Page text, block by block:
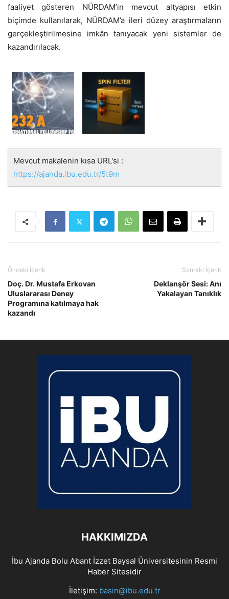
faaliyet gösteren NÜRDAM’ın mevcut altyapısı etkin
biçimde kullanılarak, NÜRDAM’a ileri düzey araştırmaların
gerçekleştirilmesine imkân tanıyacak yeni sistemler de
kazandırılacak.
Mevcut makalenin kısa URL'si :
https://ajanda.ibu.edu.tr/5t9m
Önceki İçerik
Doç. Dr. Mustafa Erkovan
Uluslararası Deney
Programına katılmaya hak
kazandı
Sonraki İçerik
Deklanşör Sesi: Anı
Yakalayan Tanıklık
HAKKIMIZDA
İbu Ajanda Bolu Abant İzzet Baysal Üniversitesinin Resmi
Haber Sitesidir
İletişim: basin@ibu.edu.tr